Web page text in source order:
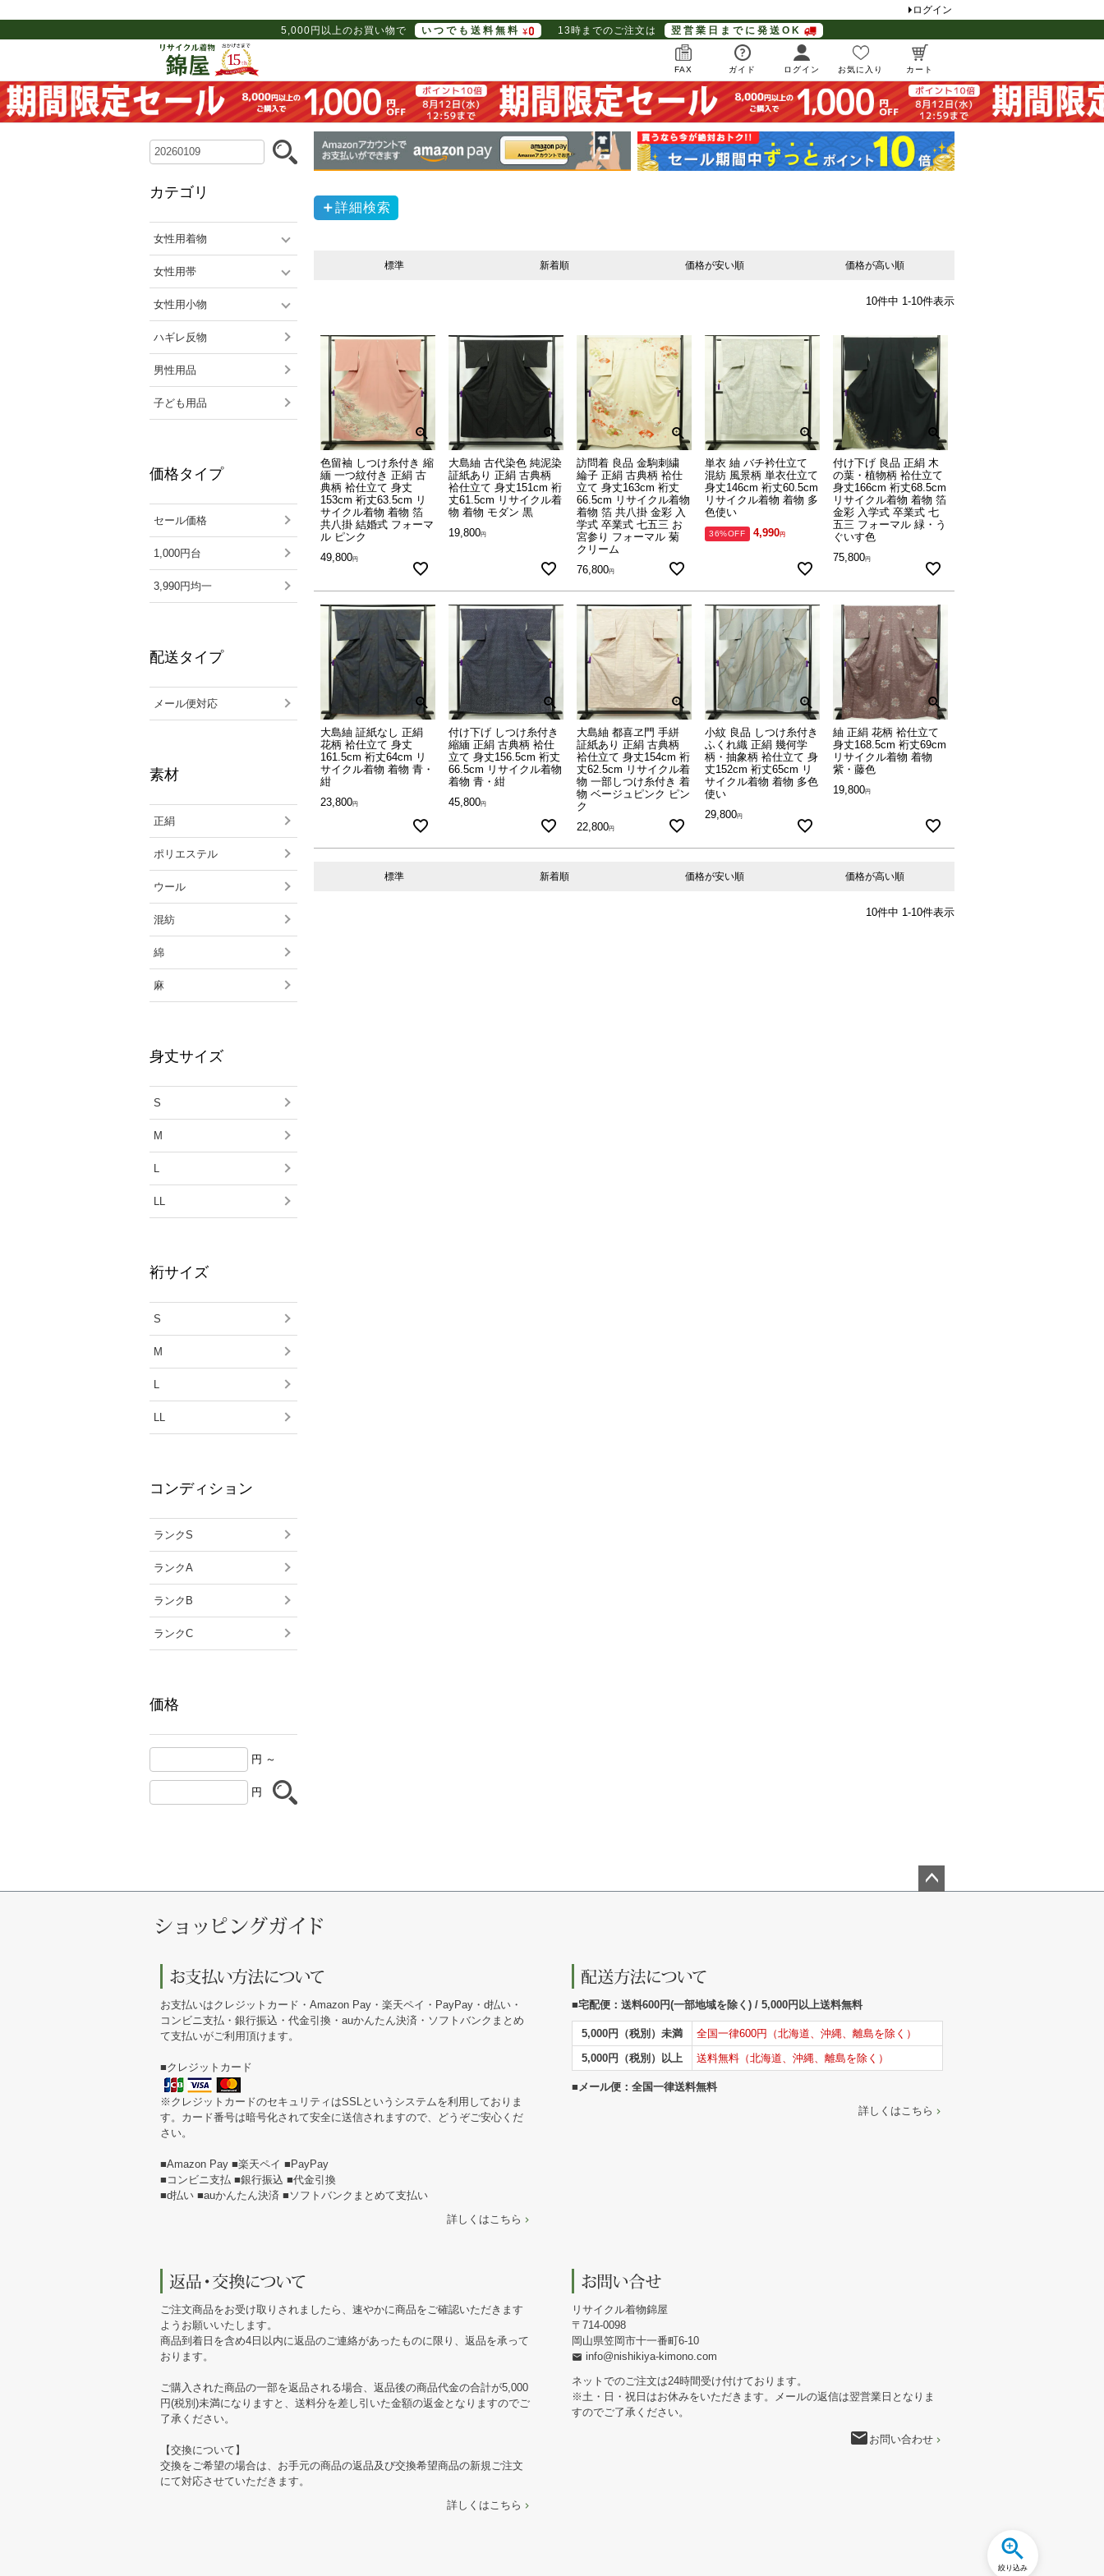
ログイン
5,000円以上のお買い物で
いつでも送料無料 13時までのご注文は 翌営業日までに発送OK
FAX ガイド ログイン お気に入り カート
カテゴリ
女性用着物
女性用帯
女性用小物
ハギレ反物
男性用品
子ども用品
価格タイプ
セール価格
1,000円台
3,990円均一
配送タイプ
メール便対応
素材
正絹
ポリエステル
ウール
混紡
綿
麻
身丈サイズ
S
M
L
LL
裄サイズ
S
M
L
LL
コンディション
ランクS
ランクA
ランクB
ランクC
価格
円 ～
円
詳細検索
標準 新着順 価格が安い順 価格が高い順
10件中 1-10件表示
色留袖 しつけ糸付き 縮
緬 一つ紋付き 正絹 古
典柄 袷仕立て 身丈
153cm 裄丈63.5cm リ
サイクル着物 着物 箔
共八掛 結婚式 フォーマ
ル ピンク
49,800
大島紬 古代染色 純泥染
証紙あり 正絹 古典柄
袷仕立て 身丈151cm 裄
丈61.5cm リサイクル着
物 着物 モダン 黒
19,800
訪問着 良品 金駒刺繍
綸子 正絹 古典柄 袷仕
立て 身丈163cm 裄丈
66.5cm リサイクル着物
着物 箔 共八掛 金彩 入
学式 卒業式 七五三 お
宮参り フォーマル 菊
クリーム
76,800
単衣 紬 バチ衿仕立て
混紡 風景柄 単衣仕立て
身丈146cm 裄丈60.5cm
リサイクル着物 着物 多
色使い
36%OFF 4,990
付け下げ 良品 正絹 木
の葉・植物柄 袷仕立て
身丈166cm 裄丈68.5cm
リサイクル着物 着物 箔
金彩 入学式 卒業式 七
五三 フォーマル 緑・う
ぐいす色
75,800
大島紬 証紙なし 正絹
花柄 袷仕立て 身丈
161.5cm 裄丈64cm リ
サイクル着物 着物 青・
紺
23,800
付け下げ しつけ糸付き
縮緬 正絹 古典柄 袷仕
立て 身丈156.5cm 裄丈
66.5cm リサイクル着物
着物 青・紺
45,800
大島紬 都喜ヱ門 手絣
証紙あり 正絹 古典柄
袷仕立て 身丈154cm 裄
丈62.5cm リサイクル着
物 一部しつけ糸付き 着
物 ベージュピンク ピン
ク
22,800
小紋 良品 しつけ糸付き
ふくれ織 正絹 幾何学
柄・抽象柄 袷仕立て 身
丈152cm 裄丈65cm リ
サイクル着物 着物 多色
使い
29,800
紬 正絹 花柄 袷仕立て
身丈168.5cm 裄丈69cm
リサイクル着物 着物
紫・藤色
19,800
標準 新着順 価格が安い順 価格が高い順
10件中 1-10件表示
絞り込み
お支払いはクレジットカード・Amazon Pay・楽天ペイ・PayPay・d払い・
コンビニ支払・銀行振込・代金引換・auかんたん決済・ソフトバンクまとめ
て支払いがご利用頂けます。
■クレジットカード
※クレジットカードのセキュリティはSSLというシステムを利用しておりま
す。カード番号は暗号化されて安全に送信されますので、どうぞご安心くだ
さい。
■Amazon Pay ■楽天ペイ ■PayPay
■コンビニ支払 ■銀行振込 ■代金引換
■d払い ■auかんたん決済 ■ソフトバンクまとめて支払い
詳しくはこちら
■宅配便：送料600円(一部地域を除く) / 5,000円以上送料無料
5,000円（税別）未満
全国一律600円（北海道、沖縄、離島を除く）
5,000円（税別）以上
送料無料（北海道、沖縄、離島を除く）
■メール便：全国一律送料無料
詳しくはこちら
ご注文商品をお受け取りされましたら、速やかに商品をご確認いただきます
ようお願いいたします。
商品到着日を含め4日以内に返品のご連絡があったものに限り、返品を承って
おります。
ご購入された商品の一部を返品される場合、返品後の商品代金の合計が5,000
円(税別)未満になりますと、送料分を差し引いた金額の返金となりますのでご
了承ください。
【交換について】
交換をご希望の場合は、お手元の商品の返品及び交換希望商品の新規ご注文
にて対応させていただきます。
詳しくはこちら
リサイクル着物錦屋
714-0098
岡山県笠岡市十一番町6-10
info@nishikiya-kimono.com
ネットでのご注文は24時間受け付けております。
※土・日・祝日はお休みをいただきます。メールの返信は翌営業日となりま
すのでご了承ください。
email お問い合わせ